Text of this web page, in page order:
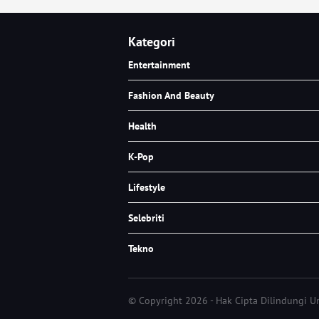
Kategori
Entertainment
Fashion And Beauty
Health
K-Pop
Lifestyle
Selebriti
Tekno
© Copyright 2026 - Hak Cipta Dilindungi